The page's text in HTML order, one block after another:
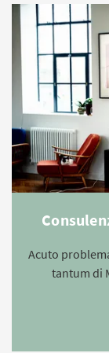
Acuto
tantum di